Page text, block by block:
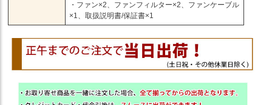
・ファン×2、ファンフィルター×2、ファンケーブル
×1、取扱説明書/保証書×1